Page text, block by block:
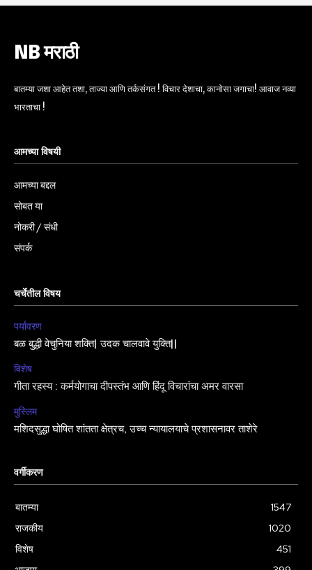
NB मराठी
बातम्या जशा आहेत तशा, ताज्या आणि तर्कसंगत ! विचार देशाचा, कानोसा जगाचा! आवाज नव्या
भारताचा !
आमच्या विषयी
आमच्या बद्दल
सोबत या
नोकरी / संधी
संपर्क
चर्चेतील विषय
पर्यावरण
बळ बुद्धी वेचुनिया शक्ति| उदक चालवावे युक्ति||
विशेष
गीता रहस्य : कर्मयोगाचा दीपस्तंभ आणि हिंदू विचारांचा अमर वारसा
मुस्लिम
मशिदसुद्धा घोषित शांतता क्षेत्रच, उच्च न्यायालयाचे प्रशासनावर ताशेरे
वर्गीकरण
बातम्या
1547
राजकीय
1020
विशेष
451